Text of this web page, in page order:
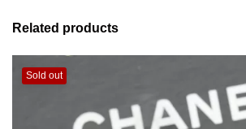
Related products
Sold out